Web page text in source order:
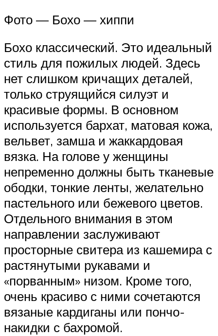
Фото — Бохо — хиппи
Бохо классический. Это идеальный
стиль для пожилых людей. Здесь
нет слишком кричащих деталей,
только струящийся силуэт и
красивые формы. В основном
используется бархат, матовая кожа,
вельвет, замша и жаккардовая
вязка. На голове у женщины
непременно должны быть тканевые
ободки, тонкие ленты, желательно
пастельного или бежевого цветов.
Отдельного внимания в этом
направлении заслуживают
просторные свитера из кашемира с
растянутыми рукавами и
«порванным» низом. Кроме того,
очень красиво с ними сочетаются
вязаные кардиганы или пончо-
накидки с бахромой.